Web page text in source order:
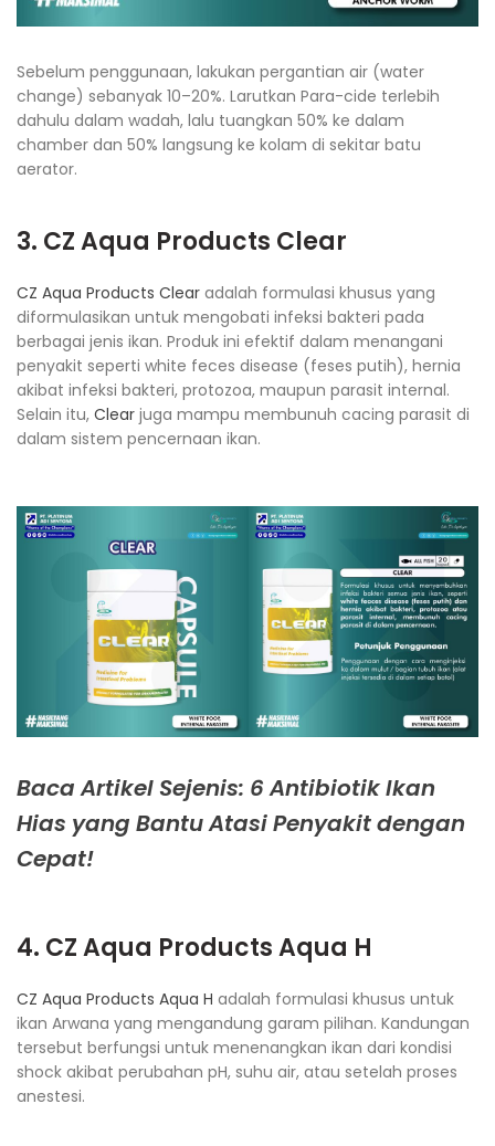
Sebelum penggunaan, lakukan pergantian air (water
change) sebanyak 10–20%. Larutkan Para-cide terlebih
dahulu dalam wadah, lalu tuangkan 50% ke dalam
chamber dan 50% langsung ke kolam di sekitar batu
aerator.
3. CZ Aqua Products Clear
CZ Aqua Products Clear adalah formulasi khusus yang
diformulasikan untuk mengobati infeksi bakteri pada
berbagai jenis ikan. Produk ini efektif dalam menangani
penyakit seperti white feces disease (feses putih), hernia
akibat infeksi bakteri, protozoa, maupun parasit internal.
Selain itu, Clear juga mampu membunuh cacing parasit di
dalam sistem pencernaan ikan.
Baca Artikel Sejenis: 6 Antibiotik Ikan
Hias yang Bantu Atasi Penyakit dengan
Cepat!
4. CZ Aqua Products Aqua H
CZ Aqua Products Aqua H adalah formulasi khusus untuk
ikan Arwana yang mengandung garam pilihan. Kandungan
tersebut berfungsi untuk menenangkan ikan dari kondisi
shock akibat perubahan pH, suhu air, atau setelah proses
anestesi.